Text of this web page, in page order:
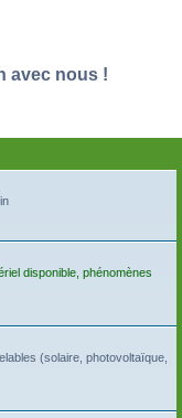
avec nous !
disponible, phénomènes
(solaire, photovoltaïque,